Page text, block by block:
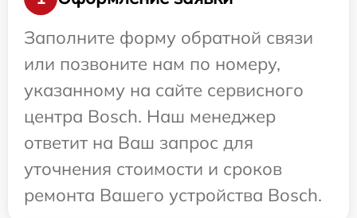
Заполните форму обратной связи
или позвоните нам по номеру,
указанному на сайте сервисного
центра Bosch. Наш менеджер
ответит на Ваш запрос для
уточнения стоимости и сроков
ремонта Вашего устройства Bosch.